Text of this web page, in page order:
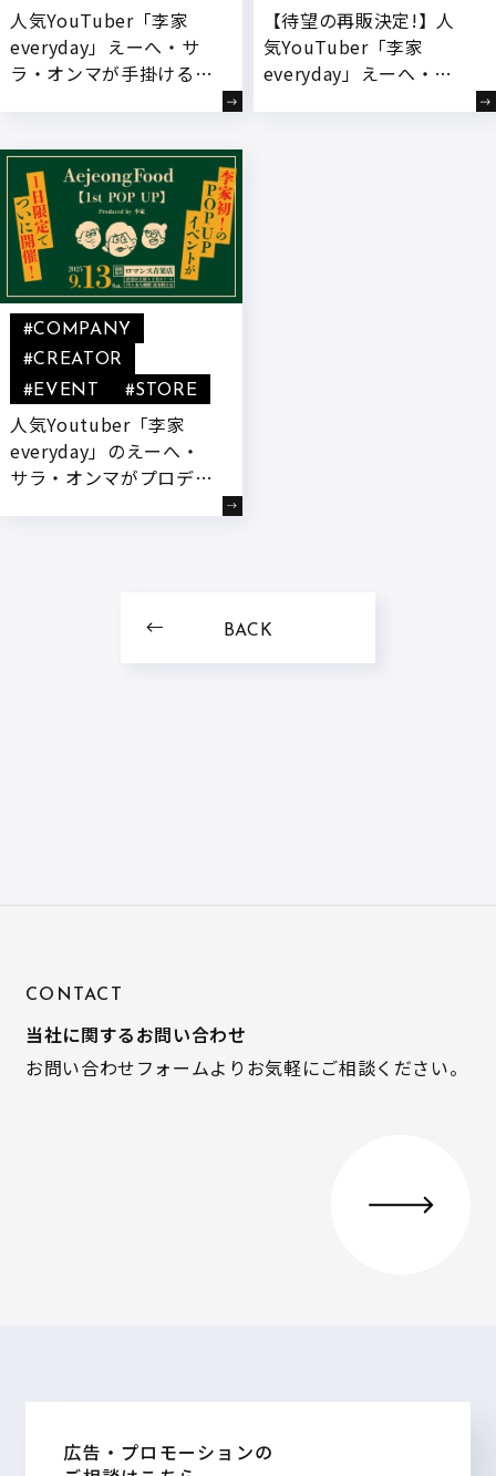
人気YouTuber「李家
everyday」えーへ・サ
ラ・オンマが手掛ける
を数量限定で販売開始!
【待望の再販決定!】人
気YouTuber「李家
everyday」えーへ・サ
人気Youtuber「李家
everyday」のえーへ・
サラ・オンマがプロデュ
#COMPANY
#CREATOR
#EVENT
#STORE
BACK
CONTACT
当社に関するお問い合わせ
お問い合わせフォームよりお気軽にご相談ください。
広告・プロモーションの